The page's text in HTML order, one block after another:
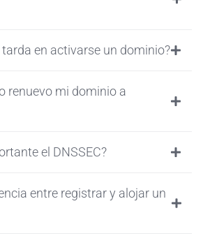
en activarse un dominio?
renuevo mi dominio a
el DNSSEC?
entre registrar y alojar un